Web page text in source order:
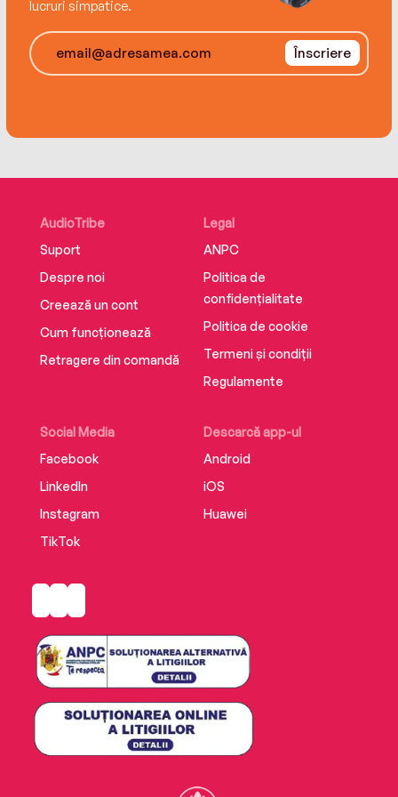
„Abandonând dogmatismul pretinsei cunoașteri
din Evul Mediu şi înlocuindu-l cu curiozitatea,
am ajuns la un nou mod de viaţă. Se spune
despre curiozitate că e contagioasă. Dacă așa
lucruri simpatice.
Înscriere
AudioTribe
Suport
Despre noi
Creează un cont
Cum funcționează
Retragere din comandă
Social Media
Facebook
LinkedIn
Instagram
TikTok
Descarcă app-ul
Android
iOS
Huawei
Legal
ANPC
Politica de
confidențialitate
Politica de cookie
Termeni și condiții
Regulamente